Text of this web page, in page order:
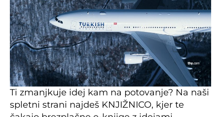
Ti zmanjkuje idej kam na potovanje? Na naši
spletni strani najdeš KNJIŽNICO, kjer te